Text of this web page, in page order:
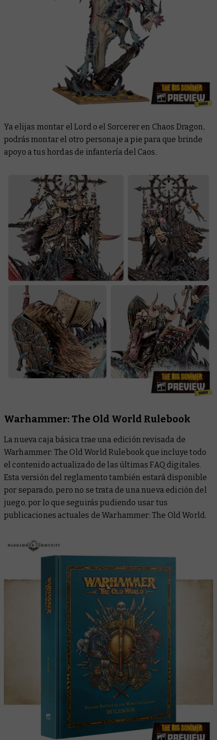
Ya elijas montar el Lord o el Sorcerer en Chaos Dragon,
podrás montar el otro personaje a pie para que brinde
apoyo a tus hordas de infantería del Caos.
Warhammer: The Old World Rulebook
La nueva caja básica trae una edición revisada de
Warhammer: The Old World Rulebook que incluye todo
el contenido actualizado de las últimas FAQ digitales.
Esta versión del reglamento también estará disponible
por separado, pero no se trata de una nueva edición del
juego, por lo que seguirás pudiendo usar tus
publicaciones actuales de Warhammer: The Old World.